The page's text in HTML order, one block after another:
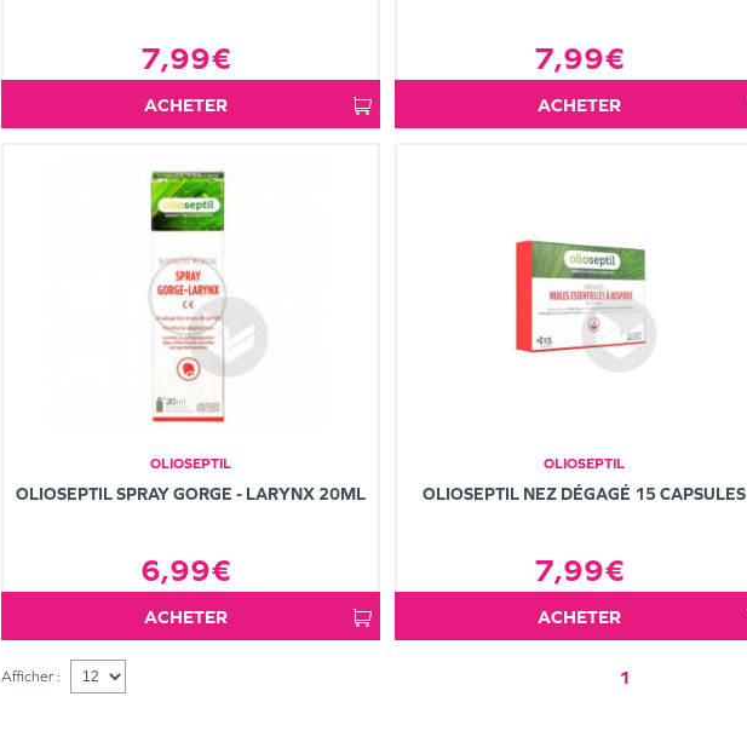
7,99€
ACHETER
7,99€
ACHETER
OLIOSEPTIL
OLIOSEPTIL SPRAY GORGE - LARYNX 20ML
6,99€
ACHETER
OLIOSEPTIL
OLIOSEPTIL NEZ DÉGAGÉ 15 CAPSULES
7,99€
ACHETER
Afficher : 1